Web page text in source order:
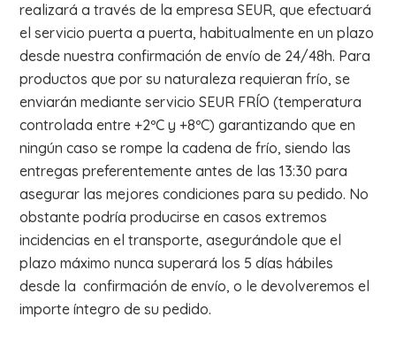
realizará a través de la empresa SEUR, que efectuará
el servicio puerta a puerta, habitualmente en un plazo
desde nuestra confirmación de envío de 24/48h. Para
productos que por su naturaleza requieran frío, se
enviarán mediante servicio SEUR FRÍO (temperatura
controlada entre +2ºC y +8ºC) garantizando que en
ningún caso se rompe la cadena de frío, siendo las
entregas preferentemente antes de las 13:30 para
asegurar las mejores condiciones para su pedido. No
obstante podría producirse en casos extremos
incidencias en el transporte, asegurándole que el
plazo máximo nunca superará los 5 días hábiles
desde la confirmación de envío, o le devolveremos el
importe íntegro de su pedido.